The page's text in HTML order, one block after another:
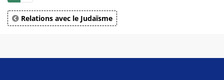
Relations avec le Judaïsme